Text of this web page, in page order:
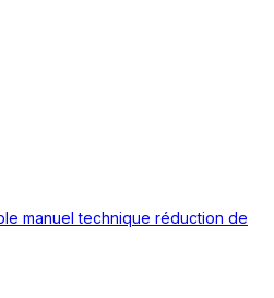
manuel technique réduction de